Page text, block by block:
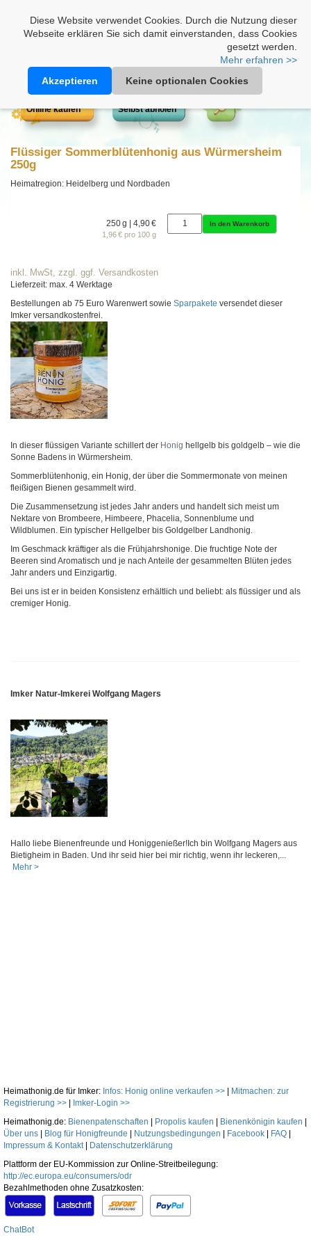
Diese Website verwendet Cookies. Durch die Nutzung dieser
Webseite erklären Sie sich damit einverstanden, dass Cookies
gesetzt werden.
Mehr erfahren >>
Akzeptieren
Keine optionalen Cookies
Online kaufen Selbst abholen
Flüssiger Sommerblütenhonig aus Würmersheim
250g
Heimatregion: Heidelberg und Nordbaden
250 g | 4,90 €
1,96 € pro 100 g
In den Warenkorb
inkl. MwSt, zzgl. ggf. Versandkosten
Lieferzeit: max. 4 Werktage
Bestellungen ab 75 Euro Warenwert sowie Sparpakete versendet dieser
Imker versandkostenfrei.
In dieser flüssigen Variante schillert der Honig hellgelb bis goldgelb – wie die
Sonne Badens in Würmersheim.
Sommerblütenhonig, ein Honig, der über die Sommermonate von meinen
fleißigen Bienen gesammelt wird.
Die Zusammensetzung ist jedes Jahr anders und handelt sich meist um
Nektare von Brombeere, Himbeere, Phacelia, Sonnenblume und
Wildblumen. Ein typischer Hellgelber bis Goldgelber Landhonig.
Im Geschmack kräftiger als die Frühjahrshonige. Die fruchtige Note der
Beeren sind Aromatisch und je nach Anteile der gesammelten Blüten jedes
Jahr anders und Einzigartig.
Bei uns ist er in beiden Konsistenz erhältlich und beliebt: als flüssiger und als
cremiger Honig.
Imker Natur-Imkerei Wolfgang Magers
Hallo liebe Bienenfreunde und Honiggenießer!Ich bin Wolfgang Magers aus
Bietigheim in Baden. Und ihr seid hier bei mir richtig, wenn ihr leckeren,...
Mehr >
Heimathonig.de für Imker: Infos: Honig online verkaufen >>
Mitmachen: zur
Registrierung >>
Imker-Login >>
Heimathonig.de: Bienenpatenschaften Propolis kaufen Bienenkönigin kaufen
Über uns
Blog für Honigfreunde Nutzungsbedingungen Facebook FAQ
Impressum & Kontakt|
Datenschutzerklärung
Plattform der EU-Kommission zur Online-Streitbeilegung:
http://ec.europa.eu/consumers/odr
Bezahlmethoden ohne Zusatzkosten:
ChatBot